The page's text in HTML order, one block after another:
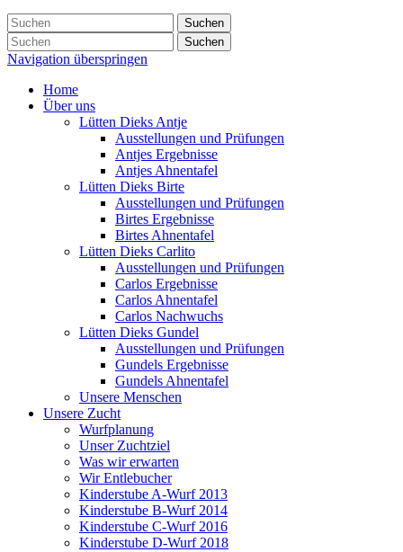
Suchen
Suchen
Navigation überspringen
Home
Über uns
Lütten Dieks Antje
Ausstellungen und Prüfungen
Antjes Ergebnisse
Antjes Ahnentafel
Lütten Dieks Birte
Ausstellungen und Prüfungen
Birtes Ergebnisse
Birtes Ahnentafel
Lütten Dieks Carlito
Ausstellungen und Prüfungen
Carlos Ergebnisse
Carlos Ahnentafel
Carlos Nachwuchs
Lütten Dieks Gundel
Ausstellungen und Prüfungen
Gundels Ergebnisse
Gundels Ahnentafel
Unsere Menschen
Unsere Zucht
Wurfplanung
Unser Zuchtziel
Was wir erwarten
Wir Entlebucher
Kinderstube A-Wurf 2013
Kinderstube B-Wurf 2014
Kinderstube C-Wurf 2016
Kinderstube D-Wurf 2018